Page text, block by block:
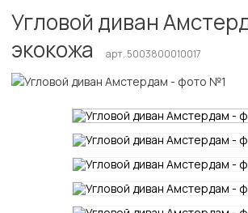
Угловой диван
экокожа
арт. 5003800010017